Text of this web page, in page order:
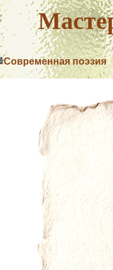
Современная поэзия